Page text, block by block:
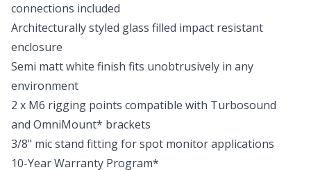
connections included
Architecturally styled glass filled impact resistant
enclosure
Semi matt white finish fits unobtrusively in any
environment
2 x M6 rigging points compatible with Turbosound
and OmniMount* brackets
3/8" mic stand fitting for spot monitor applications
10-Year Warranty Program*